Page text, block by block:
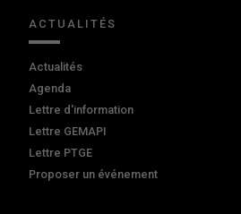
ACTUALITÉS
Actualités
Agenda
Lettre d'information
Lettre GEMAPI
Lettre PTGE
Proposer un événement